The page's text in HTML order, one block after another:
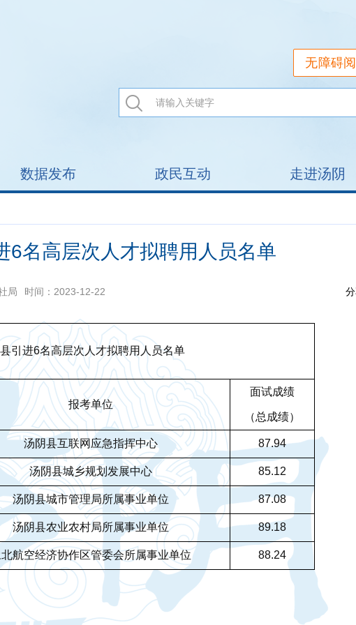
无障碍
数据发布 政民互动 走进汤阴
6名高层次人才拟聘用人员名单
局 时间：2023-12-22 分
引进6名高层次人才拟聘用人员名单
报考单位
面试成绩
（总成绩）
汤阴县互联网应急指挥中心 87.94
汤阴县城乡规划发展中心 85.12
汤阴县城市管理局所属事业单位 87.08
汤阴县农业农村局所属事业单位 89.18
航空经济协作区管委会所属事业单位 88.24